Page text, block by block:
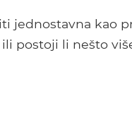
jednostavna kao
postoji li nešto